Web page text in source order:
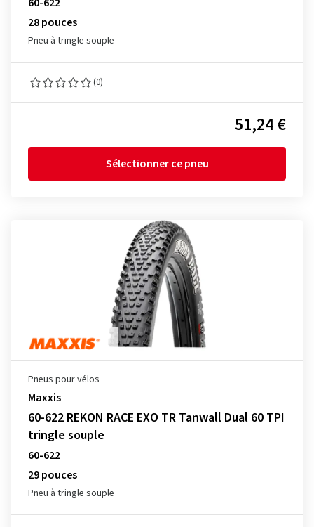
28 pouces
Pneu à tringle souple
(0)
51,24 €
Sélectionner ce pneu
Pneus pour vélos
Maxxis
60-622 REKON RACE EXO TR Tanwall Dual 60 TPI
tringle souple
60-622
29 pouces
Pneu à tringle souple